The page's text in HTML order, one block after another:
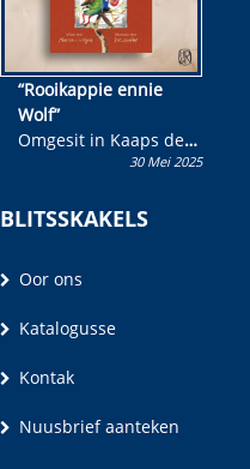
“Rooikappie ennie
Wolf”
Omgesit in Kaaps deur
Olivia M. Coetzee30 Mei 2025
BLITSSKAKELS
Oor ons
Katalogusse
Kontak
Nuusbrief aanteken